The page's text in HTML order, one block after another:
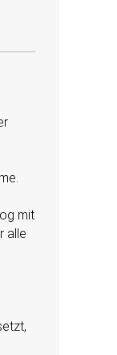
mit
alle